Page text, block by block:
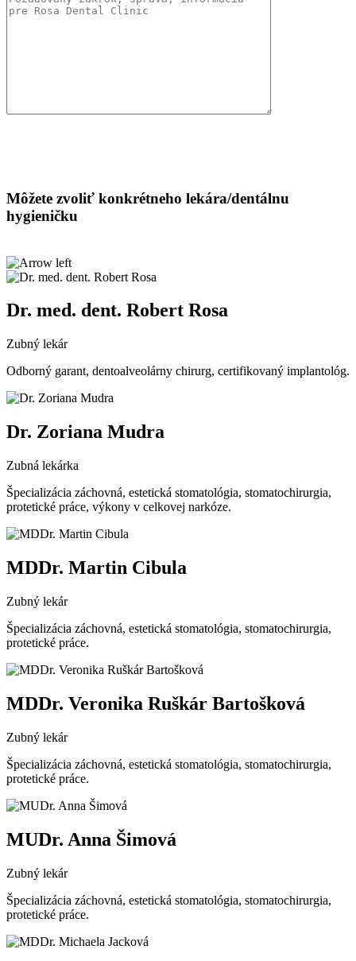
Môžete zvoliť konkrétneho lekára/dentálnu
hygieničku
Dr. med. dent. Robert Rosa
Zubný lekár
Odborný garant, dentoalveolárny chirurg, certifikovaný implantológ.
Dr. Zoriana Mudra
Zubná lekárka
Špecializácia záchovná, estetická stomatológia, stomatochirurgia,
protetické práce, výkony v celkovej narkóze.
MDDr. Martin Cibula
Zubný lekár
Špecializácia záchovná, estetická stomatológia, stomatochirurgia,
protetické práce.
MDDr. Veronika Ruškár Bartošková
Zubný lekár
Špecializácia záchovná, estetická stomatológia, stomatochirurgia,
protetické práce.
MUDr. Anna Šimová
Zubný lekár
Špecializácia záchovná, estetická stomatológia, stomatochirurgia,
protetické práce.